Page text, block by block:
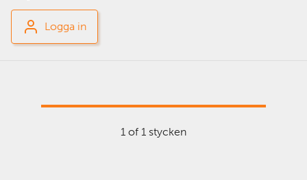
Logga in
1 of 1 stycken